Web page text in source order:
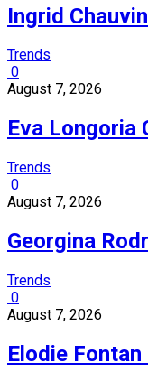
Ingrid
Trends
0
August 7, 2026
Eva Longoria
Trends
0
August 7, 2026
Georgina
Trends
0
August 7, 2026
Elodie